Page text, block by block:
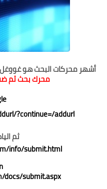
محركات البحث هو غووغل
محرك بحث ثم ضف
google
addurl/?continue=/addurl
ثم الياهو
info/submit.html
docs/submit.aspx